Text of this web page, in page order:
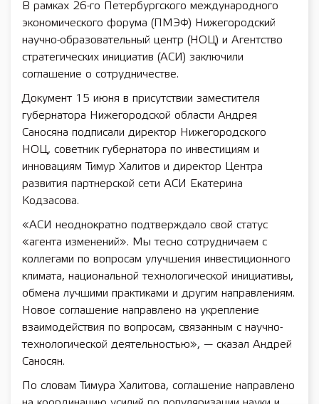
В рамках 26-го Петербургского международного
экономического форума (ПМЭФ) Нижегородский
научно-образовательный центр (НОЦ) и Агентство
стратегических инициатив (АСИ) заключили
соглашение о сотрудничестве.
Документ 15 июня в присутствии заместителя
губернатора Нижегородской области Андрея
Саносяна подписали директор Нижегородского
НОЦ, советник губернатора по инвестициям и
инновациям Тимур Халитов и директор Центра
развития партнерской сети АСИ Екатерина
Кодзасова.
«АСИ неоднократно подтверждало свой статус
«агента изменений». Мы тесно сотрудничаем с
коллегами по вопросам улучшения инвестиционного
климата, национальной технологической инициативы,
обмена лучшими практиками и другим направлениям.
Новое соглашение направлено на укрепление
взаимодействия по вопросам, связанным с научно-
технологической деятельностью», — сказал Андрей
Саносян.
По словам Тимура Халитова, соглашение направлено